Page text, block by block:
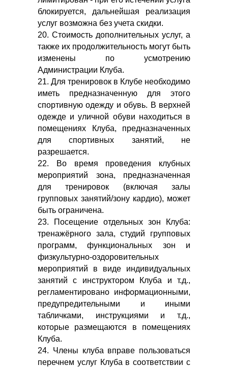
блокируется, дальнейшая реализация
услуг возможна без учета скидки.
20. Стоимость дополнительных услуг, а
также их продолжительность могут быть
изменены по усмотрению
Администрации Клуба.
21. Для тренировок в Клубе необходимо
иметь предназначенную для этого
спортивную одежду и обувь. В верхней
одежде и уличной обуви находиться в
помещениях Клуба, предназначенных
для спортивных занятий, не
разрешается.
22. Во время проведения клубных
мероприятий зона, предназначенная
для тренировок (включая залы
групповых занятий/зону кардио), может
быть ограничена.
23. Посещение отдельных зон Клуба:
тренажёрного зала, студий групповых
программ, функциональных зон и
физкультурно-оздоровительных
мероприятий в виде индивидуальных
занятий с инструктором Клуба и т.д.,
регламентировано информационными,
предупредительными и иными
табличками, инструкциями и т.д.,
которые размещаются в помещениях
Клуба.
24. Члены клуба вправе пользоваться
перечнем услуг Клуба в соответствии с